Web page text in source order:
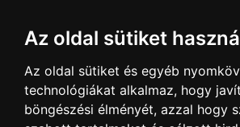
Az oldal sütiket
Az oldal sütiket és egyéb
technológiákat alkalmaz, hogy
böngészési élményét, azzal hogy